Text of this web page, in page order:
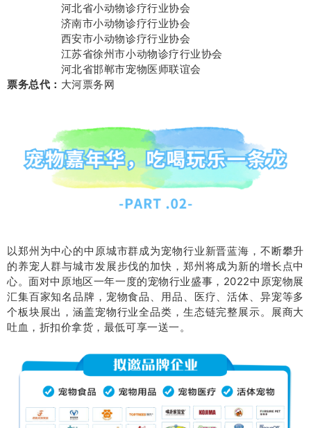
河北省小动物诊疗行业协会
济南市小动物诊疗行业协会
西安市小动物诊疗行业协会
江苏省徐州市小动物诊疗行业协会
河北省邯郸市宠物医师联谊会
票务总代： 大河票务网
以郑州为中心的中原城市群成为宠物行业新晋蓝海，不断攀升
的养宠人群与城市发展步伐的加快，郑州将成为新的增长点中
心。面对中原地区一年一度的宠物行业盛事，2022中原宠物展
汇集百家知名品牌，宠物食品、用品、医疗、活体、异宠等多
个板块展出，涵盖宠物行业全品类，生态链完整展示。展商大
吐血，折扣价拿货，最低可享一送一。